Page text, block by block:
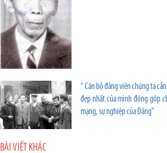
“ Cán bộ đảng viên chúng ta
đẹp nhất của mình đóng góp
mạng, sự nghiệp của Đảng”
BÀI VIẾT KHÁC